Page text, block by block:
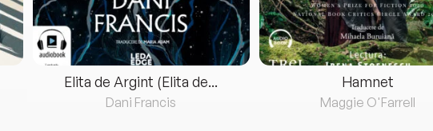
Elita de Argint (Elita de...
Dani Francis
Hamnet
Maggie O'Farrell